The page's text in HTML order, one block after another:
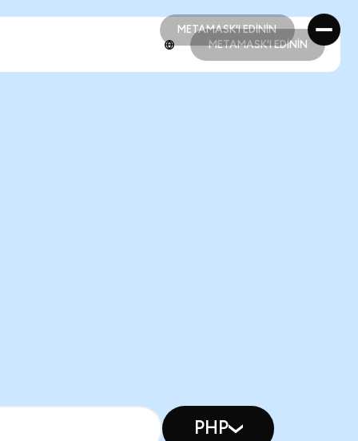
METAMASK'I EDİNİN
METAMASK'I EDİNİN
METAMASK'I EDİNİN
PHP